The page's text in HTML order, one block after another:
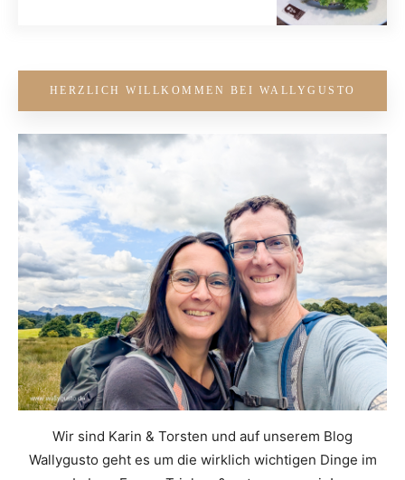
HERZLICH WILLKOMMEN BEI WALLYGUSTO
Wir sind Karin & Torsten und auf unserem Blog
Wallygusto geht es um die wirklich wichtigen Dinge im